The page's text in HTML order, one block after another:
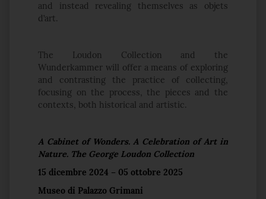
and instead revealing themselves as objets
d’art.
The Loudon Collection and the
Wunderkammer will offer a means of exploring
and contrasting the practice of collecting,
focusing on the process, the pieces and the
contexts, both historical and artistic.
A Cabinet of Wonders. A Celebration of Art in
Nature. The George Loudon Collection
15 dicembre 2024 – 05 ottobre 2025
Museo di Palazzo Grimani